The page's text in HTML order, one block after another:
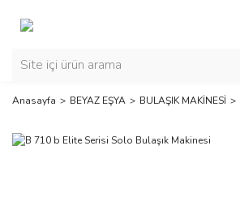
Anasayfa BEYAZ EŞYA BULAŞIK MAKİNESİ